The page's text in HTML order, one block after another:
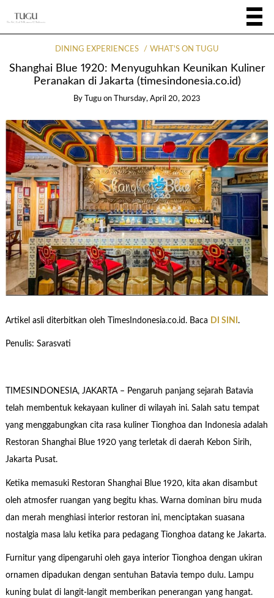
DINING EXPERIENCES WHAT'S ON TUGU
Shanghai Blue 1920: Menyuguhkan Keunikan Kuliner
Peranakan di Jakarta (timesindonesia.co.id)
By Tugu on Thursday, April 20, 2023
Artikel asli diterbitkan oleh TimesIndonesia.co.id. Baca DI SINI .
Penulis: Sarasvati
TIMESINDONESIA, JAKARTA – Pengaruh panjang sejarah Batavia
telah membentuk kekayaan kuliner di wilayah ini. Salah satu tempat
yang menggabungkan cita rasa kuliner Tionghoa dan Indonesia adalah
Restoran Shanghai Blue 1920 yang terletak di daerah Kebon Sirih,
Jakarta Pusat.
Ketika memasuki Restoran Shanghai Blue 1920, kita akan disambut
oleh atmosfer ruangan yang begitu khas. Warna dominan biru muda
dan merah menghiasi interior restoran ini, menciptakan suasana
nostalgia masa lalu ketika para pedagang Tionghoa datang ke Jakarta.
Furnitur yang dipengaruhi oleh gaya interior Tionghoa dengan ukiran
ornamen dipadukan dengan sentuhan Batavia tempo dulu. Lampu
kuning bulat di langit-langit memberikan penerangan yang hangat.